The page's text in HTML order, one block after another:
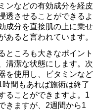
ンなどの有効成分を経皮
透させることができるよ
成分を直接肌の上に乗せ
あると言われています。
ところも大きなポイント
清潔な状態にします。次
を使用し、ビタミンなど
間もあれば施術は終了
ることができますよ。1
きますが、2週間から1